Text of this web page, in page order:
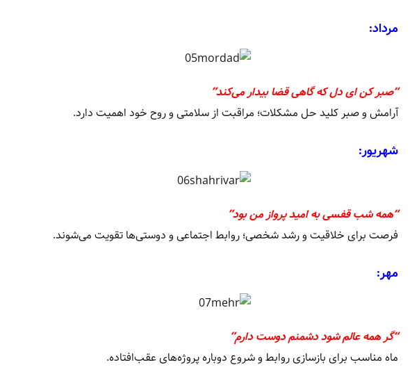
مرداد:
“صبر کن ای دل که گاهی قضا بیدار می‌کند”
آرامش و صبر کلید حل مشکلات؛ مراقبت از سلامتی و روح خود اهمیت دارد.
شهریور:
“همه شب قفسی به امید پرواز من بود”
فرصت برای خلاقیت و رشد شخصی؛ روابط اجتماعی و دوستی‌ها تقویت می‌شوند.
مهر:
“گر همه عالم شود دشمنم دوست دارم”
ماه مناسب برای بازسازی روابط و شروع دوباره پروژه‌های عقب‌افتاده.